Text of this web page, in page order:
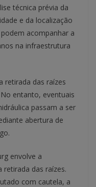
técnica prévia da
e da localização
acompanhar a
na infraestrutura
retirada das raízes
entanto, eventuais
passam a ser
abertura de
envolve a
retirada das raízes.
com cautela, a